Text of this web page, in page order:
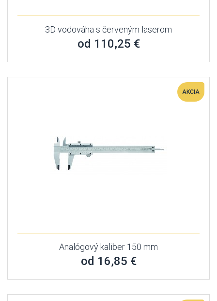
3D vodováha s červeným laserom
od 110,25 €
AKCIA
Analógový kaliber 150 mm
od 16,85 €